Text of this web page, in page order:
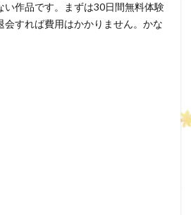
い作品です。まずは30日間無料体験
会すれば費用はかかりません。かな